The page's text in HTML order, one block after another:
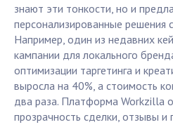
знают эти тонкости, но и
персонализированные решения
Например, один из недавних
кампании для локального
оптимизации таргетинга и
выросла на 40%, а стоимость
два раза. Платформа Workzilla
прозрачность сделки, отзывы и